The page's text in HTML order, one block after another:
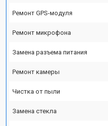
Ремонт GPS-модуля
Ремонт микрофона
Замена разъема питания
Ремонт камеры
Чистка от пыли
Замена стекла